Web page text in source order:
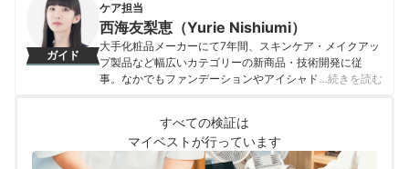
ガイド
ケア担当
西海友梨恵（Yurie Nishiumi）
大手化粧品メーカーにて7年間、スキンケア・メイクアッ
プ製品など幅広いカテゴリーの新商品・技術開発に従
事。なかでもファンデーションやアイシャドウ、口紅な
1500点以上のコスメを比較検証。開発現場で培った知識
をもとに、成分や処方の背景をふまえながら、専門的な
内容もユーザーにわかりやすく伝えることを大切にしな
…続きを読む
すべての検証は
マイベストが行っています